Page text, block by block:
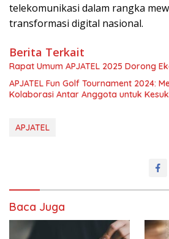
telekomunikasi dalam rangka
transformasi digital nasional.
Berita Terkait
Rapat Umum APJATEL 2025 Dorong
APJATEL Fun Golf Tournament 2024:
Kolaborasi Antar Anggota untuk
APJATEL
Baca Juga